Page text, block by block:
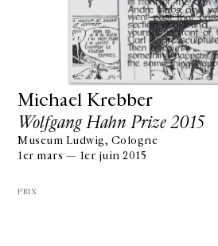
Michael Krebber
Wolfgang Hahn Prize 2015
Museum Ludwig, Cologne
1er mars — 1er juin 2015
PRIX
GALERIE CHANTAL CROUSEL
T.+33 1 42 77 38 87